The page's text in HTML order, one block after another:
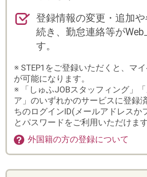
外国籍の方の登録について
※紹介(直接雇用)の場合は、流れが異なりますの
で、別途担当よりご案内いたします。
まずは会員登録
詳しく入力するほど、ご紹
介できるお仕事の幅が広が
ります。